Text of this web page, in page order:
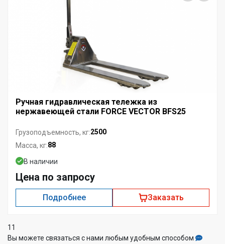
Ручная гидравлическая тележка из
нержавеющей стали FORCE VECTOR BFS25
Грузоподъемность, кг:2500
Масса, кг:88
В наличии
Цена по запросу
Подробнее Заказать
11
Вы можете связаться с нами любым удобным способом